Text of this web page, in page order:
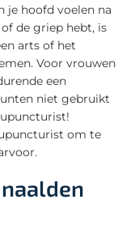
je hoofd voelen na
de griep hebt, is
arts of het
Voor vrouwen
een
niet gebruikt
om te